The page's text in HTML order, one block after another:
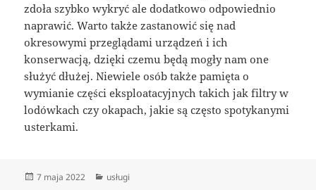
zdoła szybko wykryć ale dodatkowo odpowiednio
naprawić. Warto także zastanowić się nad
okresowymi przeglądami urządzeń i ich
konserwacją, dzięki czemu będą mogły nam one
służyć dłużej. Niewiele osób także pamięta o
wymianie części eksploatacyjnych takich jak filtry w
lodówkach czy okapach, jakie są często spotykanymi
usterkami.
Data
7 maja 2022 Kategorie
usługi